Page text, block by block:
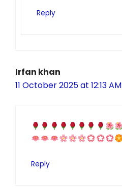
Reply
Irfan khan
11 October 2025 at 12:13 AM
Reply